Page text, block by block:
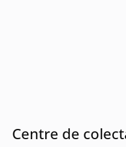
Centre de